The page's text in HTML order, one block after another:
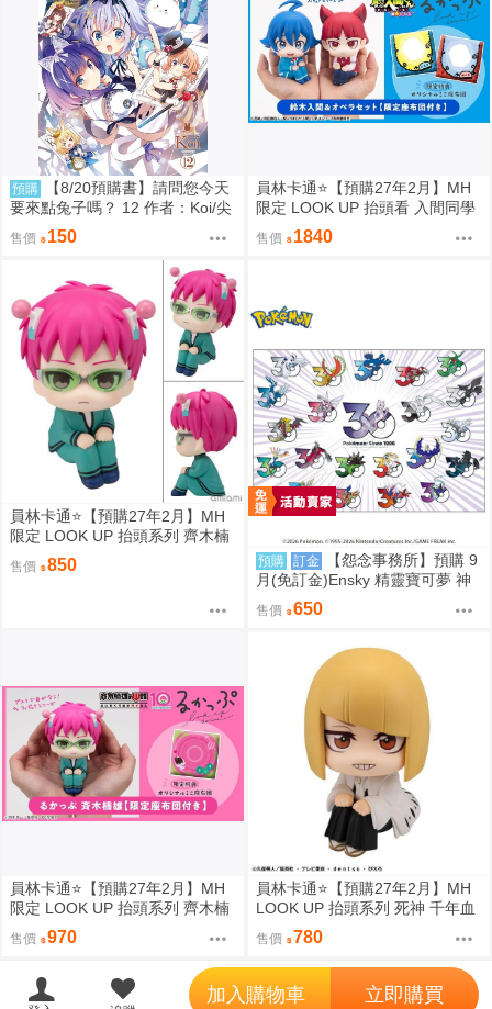
預購
【8/20預購書】請問您今天
要來點兔子嗎？ 12 作者：Koi/尖
端漫畫/Avi書店
售價 150
員林卡通⭐️【預購27年2月】MH
限定 LOOK UP 抬頭看 入間同學
入魔了！鈴木入間 歐佩拉 套組附
特典 0813
售價 1840
員林卡通⭐️【預購27年2月】MH
限定 LOOK UP 抬頭系列 齊木楠
雄的災難 齊木楠雄 0813
售價 850 預購 訂金
【怨念事務所】預購 9
月(免訂金)Ensky 精靈寶可夢 神
奇寶貝 30週年 1000片拼圖 傳說
寶可夢 0809
售價 650
員林卡通⭐️【預購27年2月】MH
限定 LOOK UP 抬頭系列 齊木楠
雄的災難 齊木楠雄 附特典 0813
售價 970
員林卡通⭐️【預購27年2月】MH
LOOK UP 抬頭系列 死神 千年血
戰篇 平子真子 0813
售價 780
加入購物車 立即購買